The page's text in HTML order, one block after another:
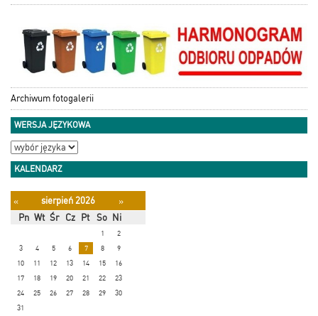
Archiwum fotogalerii
WERSJA JĘZYKOWA
KALENDARZ
« sierpień 2026
»
Pn Wt Śr Cz Pt So Ni
1
2
3
4 5 6 7 8
9
10
11 12 13 14 15
16
17
18 19 20 21 22
23
24
25 26 27 28 29
30
31